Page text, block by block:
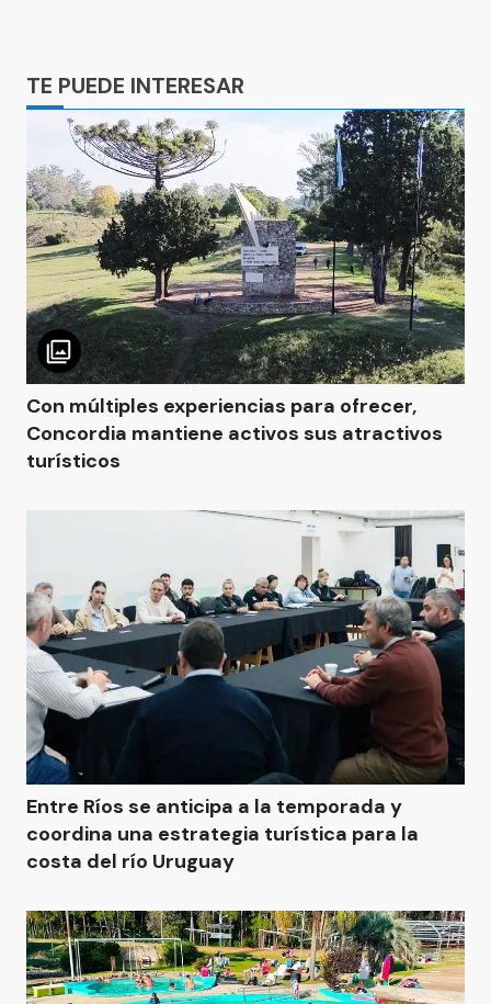
TE PUEDE INTERESAR
Con múltiples experiencias para ofrecer,
Concordia mantiene activos sus atractivos
turísticos
Entre Ríos se anticipa a la temporada y
coordina una estrategia turística para la
costa del río Uruguay